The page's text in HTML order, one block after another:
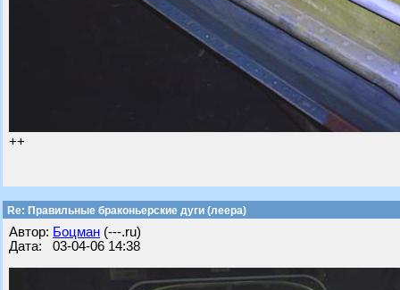
++
Re: Правильные браконьерские дуги (леера)
Автор: Бoцман (---.ru)
Дата: 03-04-06 14:38